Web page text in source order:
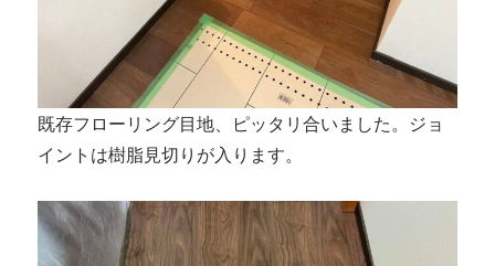
既存フローリング目地、ピッタリ合いました。ジョ
イントは樹脂見切りが入ります。